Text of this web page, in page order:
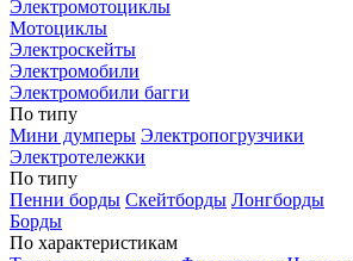
Электромотоциклы
Мотоциклы
Электроскейты
Электромобили
Электромобили багги
По типу
Мини думперы Электропогрузчики
Электротележки
По типу
Пенни борды Скейтборды Лонгборды
Борды
По характеристикам